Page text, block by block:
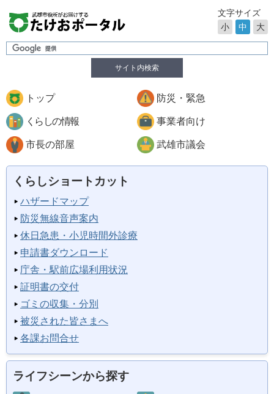
サイト内検索
文字サイズ
小
中 大
トップ 防災・緊急
くらしの情報 事業者向け
市長の部屋 武雄市議会
くらしショートカット
ハザードマップ
防災無線音声案内
休日急患・小児時間外診療
申請書ダウンロード
庁舎・駅前広場利用状況
証明書の交付
ゴミの収集・分別
被災された皆さまへ
各課お問合せ
ライフシーンから探す